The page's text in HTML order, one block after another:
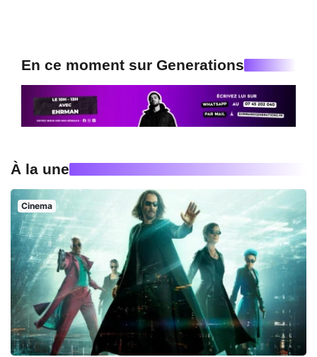
En ce moment sur Generations
À la une
Cinema